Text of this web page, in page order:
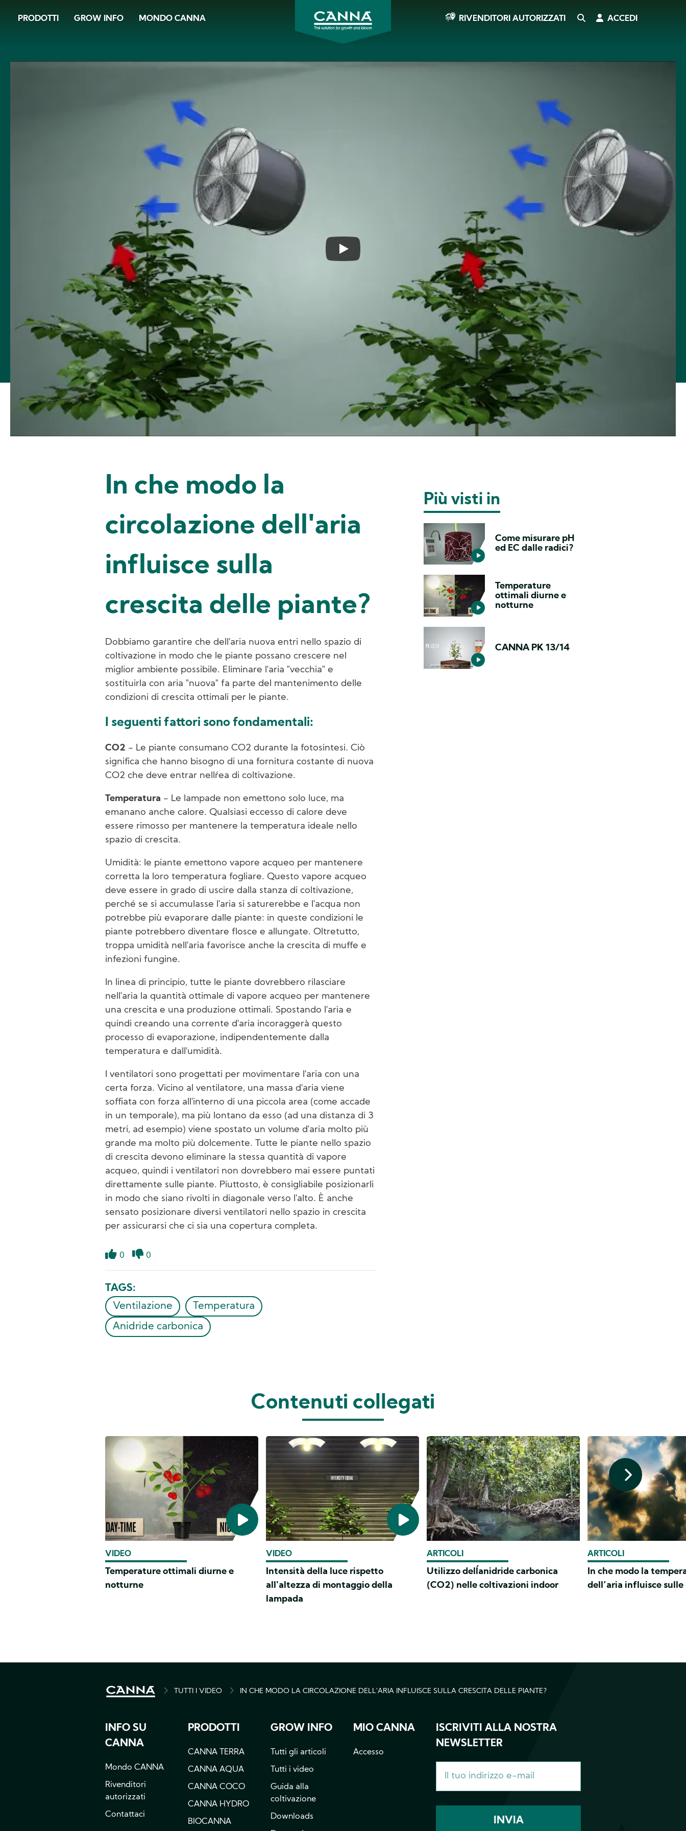
PRODOTTI GROW INFO MONDO CANNA RIVENDITORI AUTORIZZATI CERCAACCEDI
In che modo la
circolazione dell'aria
influisce sulla
crescita delle piante?
Dobbiamo garantire che dell'aria nuova entri nello spazio di
coltivazione in modo che le piante possano crescere nel
miglior ambiente possibile. Eliminare l'aria "vecchia" e
sostituirla con aria "nuova" fa parte del mantenimento delle
condizioni di crescita ottimali per le piante.
I seguenti fattori sono fondamentali:
CO2 - Le piante consumano CO2 durante la fotosintesi. Ciò
significa che hanno bisogno di una fornitura costante di nuova
CO2 che deve entrar nellŕea di coltivazione.
Temperatura - Le lampade non emettono solo luce, ma
emanano anche calore. Qualsiasi eccesso di calore deve
essere rimosso per mantenere la temperatura ideale nello
spazio di crescita.
Umidità: le piante emettono vapore acqueo per mantenere
corretta la loro temperatura fogliare. Questo vapore acqueo
deve essere in grado di uscire dalla stanza di coltivazione,
perché se si accumulasse l'aria si saturerebbe e l'acqua non
potrebbe più evaporare dalle piante: in queste condizioni le
piante potrebbero diventare flosce e allungate. Oltretutto,
troppa umidità nell'aria favorisce anche la crescita di muffe e
infezioni fungine.
In linea di principio, tutte le piante dovrebbero rilasciare
nell'aria la quantità ottimale di vapore acqueo per mantenere
una crescita e una produzione ottimali. Spostando l'aria e
quindi creando una corrente d'aria incoraggerà questo
processo di evaporazione, indipendentemente dalla
temperatura e dall'umidità.
I ventilatori sono progettati per movimentare l'aria con una
certa forza. Vicino al ventilatore, una massa d'aria viene
soffiata con forza all'interno di una piccola area (come accade
in un temporale), ma più lontano da esso (ad una distanza di 3
metri, ad esempio) viene spostato un volume d'aria molto più
grande ma molto più dolcemente. Tutte le piante nello spazio
di crescita devono eliminare la stessa quantità di vapore
acqueo, quindi i ventilatori non dovrebbero mai essere puntati
direttamente sulle piante. Piuttosto, è consigliabile posizionarli
in modo che siano rivolti in diagonale verso l'alto. È anche
sensato posizionare diversi ventilatori nello spazio in crescita
per assicurarsi che ci sia una copertura completa.
0 0
TAGS
Ventilazione
Temperatura
Anidride carbonica
Più visti in
Come misurare pH
ed EC dalle radici?
Temperature
ottimali diurne e
notturne
CANNA PK 13/14
Contenuti collegati
VIDEO
Temperature ottimali diurne e
notturne
VIDEO
Intensità della luce rispetto
all'altezza di montaggio della
lampada
ARTICOLI
Utilizzo dell´anidride carbonica
(CO2) nelle coltivazioni indoor
ARTICOLI
In che modo la
dell’aria influisce
BREADCRUMB
TUTTI I VIDEO IN CHE MODO LA CIRCOLAZIONE DELL'ARIA INFLUISCE SULLA CRESCITA DELLE PIANTE?
INFO SU
CANNA
Mondo CANNA
Rivenditori
autorizzati
Contattaci
PRODOTTI
CANNA TERRA
CANNA AQUA
CANNA COCO
CANNA HYDRO
BIOCANNA
GROW INFO
Tutti gli articoli
Tutti i video
Guida alla
coltivazione
Downloads
MIO CANNA
Accesso
ISCRIVITI ALLA NOSTRA
NEWSLETTER